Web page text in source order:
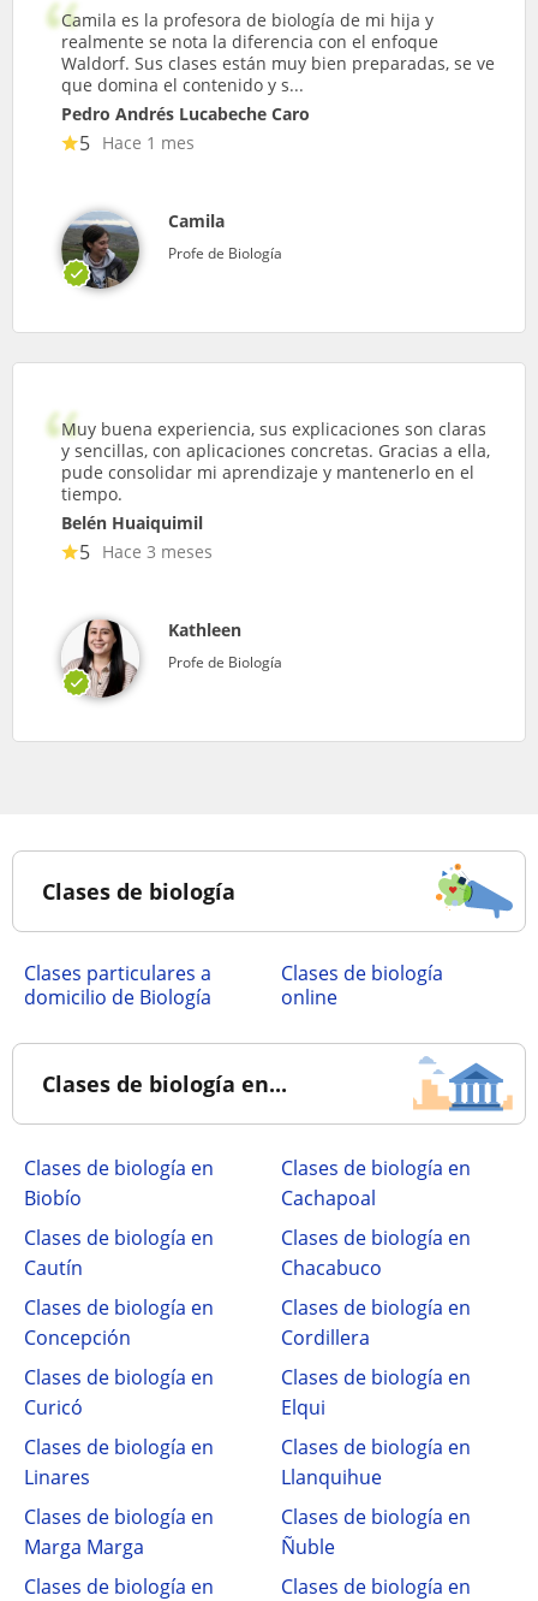
Camila es la profesora de biología de mi hija y
realmente se nota la diferencia con el enfoque
Waldorf. Sus clases están muy bien preparadas, se ve
que domina el contenido y s...
Pedro Andrés Lucabeche Caro
5 Hace 1 mes
Camila
Profe de Biología
Muy buena experiencia, sus explicaciones son claras
y sencillas, con aplicaciones concretas. Gracias a ella,
pude consolidar mi aprendizaje y mantenerlo en el
tiempo.
Belén Huaiquimil
5 Hace 3 meses
Kathleen
Profe de Biología
Clases de biología
clases particulares a
domicilio de Biología
Clases de biología
online
Clases de biología en...
Clases de biología en
Biobío
Clases de biología en
Cachapoal
Clases de biología en
Cautín
Clases de biología en
Chacabuco
Clases de biología en
Concepción
Clases de biología en
Cordillera
Clases de biología en
Curicó
Clases de biología en
Elqui
Clases de biología en
Linares
Clases de biología en
Llanquihue
Clases de biología en
Marga Marga
Clases de biología en
Ñuble
Clases de biología en
Clases de biología en